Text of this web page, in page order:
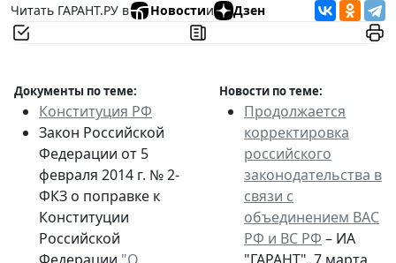
Читать ГАРАНТ.РУ в
Новостии Дзен
Документы по теме: Новости по теме:
Конституция РФ
Закон Российской
Федерации от 5
февраля 2014 г. № 2-
ФКЗ о поправке к
Конституции
Российской
Продолжается
корректировка
российского
законодательства в
связи с
объединением ВАС
РФ и ВС РФ – ИА